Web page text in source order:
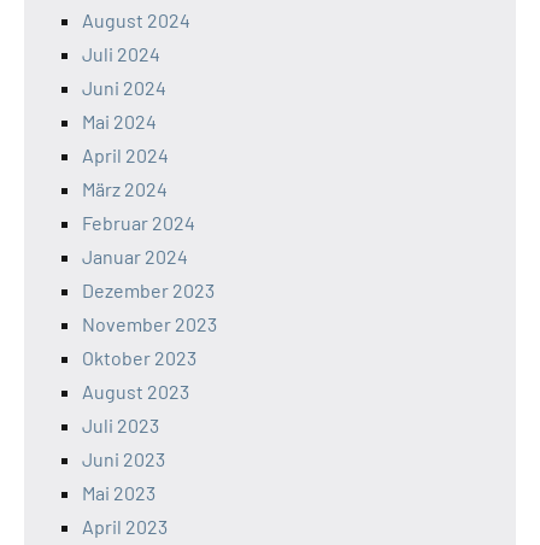
August 2024
Juli 2024
Juni 2024
Mai 2024
April 2024
März 2024
Februar 2024
Januar 2024
Dezember 2023
November 2023
Oktober 2023
August 2023
Juli 2023
Juni 2023
Mai 2023
April 2023